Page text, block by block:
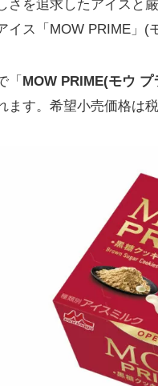
を追求したアイスと
イス「MOW PRIME」(
「 MOW PRIME(モウ
ます。希望小売価格は税